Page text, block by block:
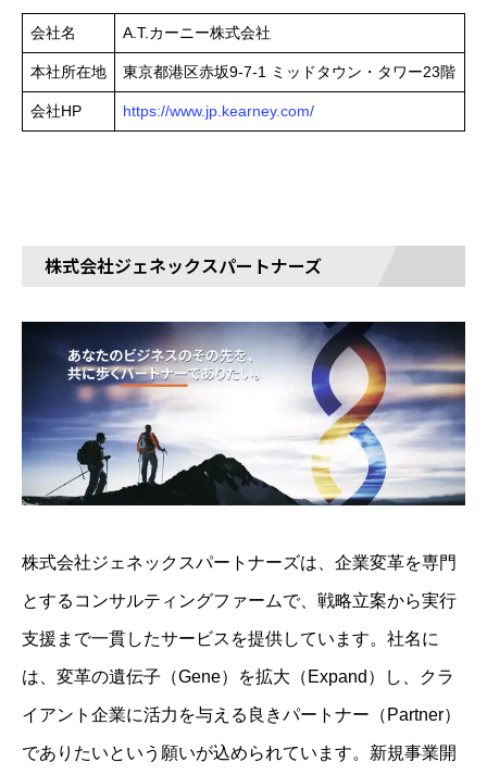
会社名 A.T.カーニー株式会社
本社所在地 東京都港区赤坂9-7-1 ミッドタウン・タワー23階
会社HP https://www.jp.kearney.com/
株式会社ジェネックスパートナーズ
株式会社ジェネックスパートナーズは、企業変革を専門
とするコンサルティングファームで、戦略立案から実行
支援まで一貫したサービスを提供しています。​社名に
は、変革の遺伝子（Gene）を拡大（Expand）し、クラ
イアント企業に活力を与える良きパートナー（Partner）
でありたいという願いが込められています。​新規事業開